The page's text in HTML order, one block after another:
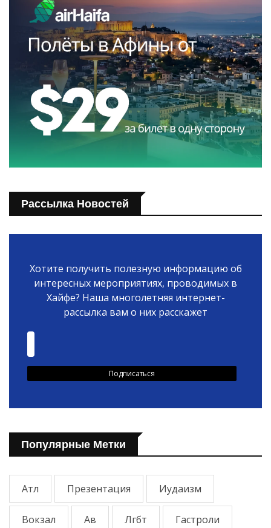
Рассылка Новостей
Хотите получить полезную информацию об
интересных мероприятиях, проводимых в
Хайфе? Наша многолетняя интернет-
рассылка вам о них расскажет
Популярные Метки
Атл Презентация Иудаизм
Вокзал Ав Лгбт Гастроли